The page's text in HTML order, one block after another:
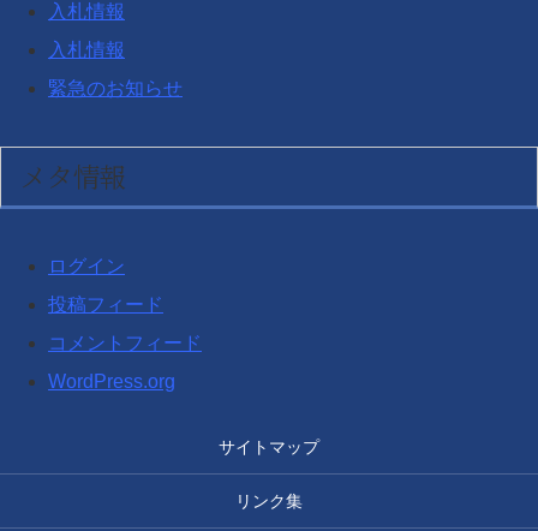
入札情報
入札情報
緊急のお知らせ
メタ情報
ログイン
投稿フィード
コメントフィード
WordPress.org
サイトマップ
リンク集